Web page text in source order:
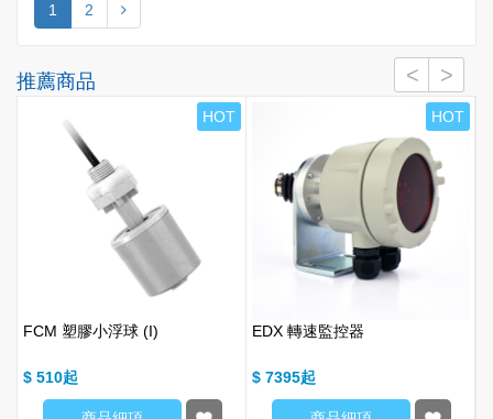
1 2
推薦商品
HOT
FCM 塑膠小浮球 (I)
$ 510
HOT
EDX 轉速監控器
$ 7395